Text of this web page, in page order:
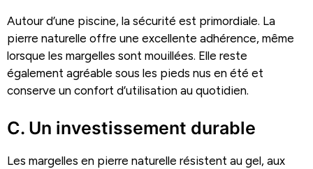
Autour d’une piscine, la sécurité est primordiale. La
pierre naturelle offre une excellente adhérence, même
lorsque les margelles sont mouillées. Elle reste
également agréable sous les pieds nus en été et
conserve un confort d’utilisation au quotidien.
C. Un investissement durable
Les margelles en pierre naturelle résistent au gel, aux